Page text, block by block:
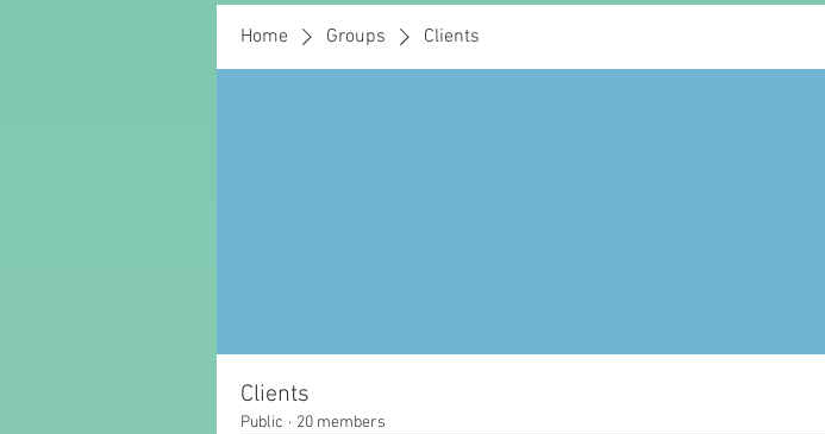
Home Groups Clients
Clients
Public · 20 members